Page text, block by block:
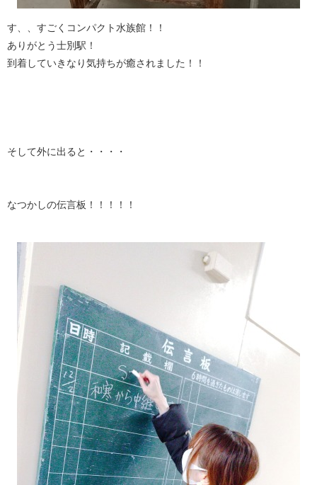
す、、すごくコンパクト水族館！！
ありがとう士別駅！
到着していきなり気持ちが癒されました！！
そして外に出ると・・・・
なつかしの伝言板！！！！！